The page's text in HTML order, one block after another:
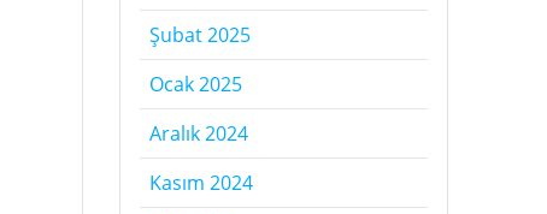
Şubat 2025
Ocak 2025
Aralık 2024
Kasım 2024